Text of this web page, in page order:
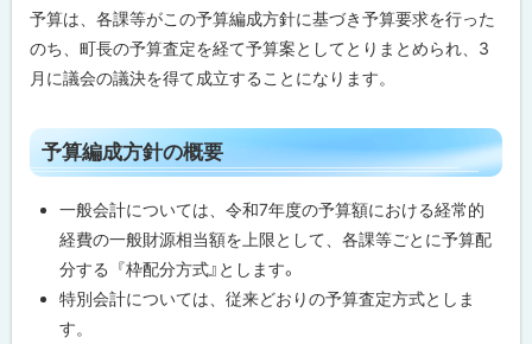
予算は、各課等がこの予算編成方針に基づき予算要求を行った
のち、町長の予算査定を経て予算案としてとりまとめられ、3
月に議会の議決を得て成立することになります。
ト
ッ
予算編成方針の概要
一般会計については、令和7年度の予算額における経常的
経費の一般財源相当額を上限として、各課等ごとに予算配
分する『枠配分方式』とします。
特別会計については、従来どおりの予算査定方式としま
す。